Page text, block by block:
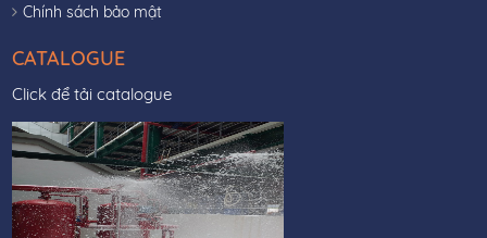
Chính sách bảo mật
CATALOGUE
Click để tải catalogue